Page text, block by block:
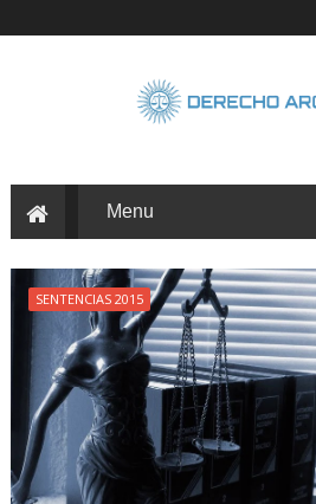
SENTENCIAS 2015